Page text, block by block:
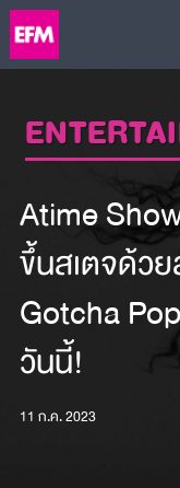
Atime
ขึ้นสเตจด้ว
Gotcha
วันนี้!
11 ก.ค. 2023